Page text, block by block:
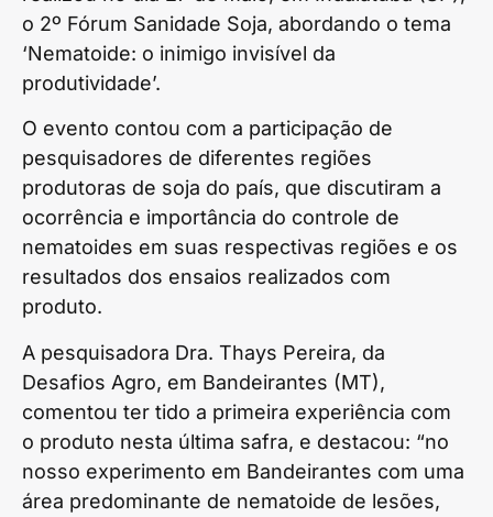
o 2º Fórum Sanidade Soja, abordando o tema
‘Nematoide: o inimigo invisível da
produtividade’.
O evento contou com a participação de
pesquisadores de diferentes regiões
produtoras de soja do país, que discutiram a
ocorrência e importância do controle de
nematoides em suas respectivas regiões e os
resultados dos ensaios realizados com
produto.
A pesquisadora Dra. Thays Pereira, da
Desafios Agro, em Bandeirantes (MT),
comentou ter tido a primeira experiência com
o produto nesta última safra, e destacou: “no
nosso experimento em Bandeirantes com uma
área predominante de nematoide de lesões,